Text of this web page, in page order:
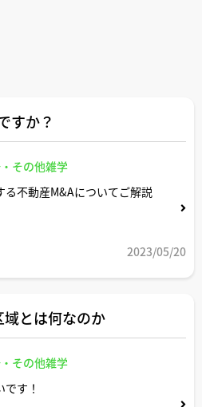
すか？
その他雑学
不動産M&Aについてご解説
2023/05/20
とは何なのか
その他雑学
す！